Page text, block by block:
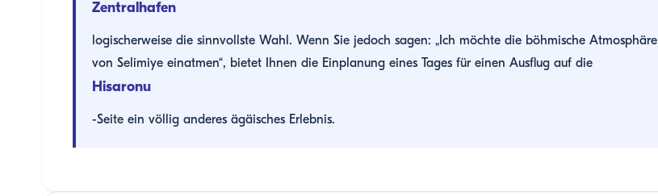
Zentralhafen
logischerweise die sinnvollste Wahl. Wenn Sie jedoch sagen: „Ich möchte die böhmische Atmosphäre
von Selimiye einatmen“, bietet Ihnen die Einplanung eines Tages für einen Ausflug auf die
Hisaronu
-Seite ein völlig anderes ägäisches Erlebnis.